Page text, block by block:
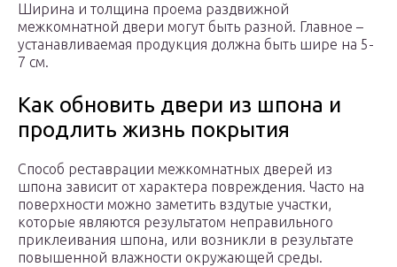
Ширина и толщина проема раздвижной
межкомнатной двери могут быть разной. Главное –
устанавливаемая продукция должна быть шире на 5-
7 см.
Как обновить двери из шпона и
продлить жизнь покрытия
Способ реставрации межкомнатных дверей из
шпона зависит от характера повреждения. Часто на
поверхности можно заметить вздутые участки,
которые являются результатом неправильного
приклеивания шпона, или возникли в результате
повышенной влажности окружающей среды.